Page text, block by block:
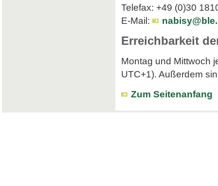
Telefax: +49 (0)30
E-Mail:
Erreichbarkeit
Montag und Mittwoch
UTC+1). Außerdem
Zum Seitenanfang